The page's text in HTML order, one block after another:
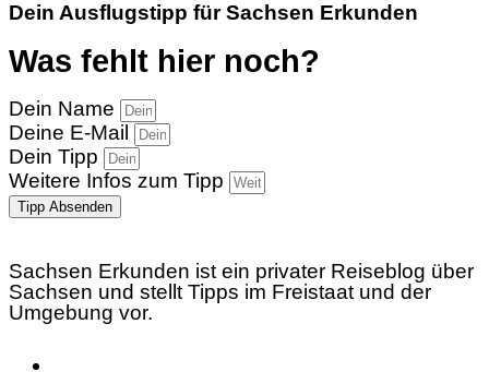
Dein Ausflugstipp für Sachsen Erkunden
Was fehlt hier noch?
Dein Name
Deine E-Mail
Dein Tipp
Weitere Infos zum Tipp
Tipp Absenden
Sachsen Erkunden ist ein privater Reiseblog über
Sachsen und stellt Tipps im Freistaat und der
Umgebung vor.